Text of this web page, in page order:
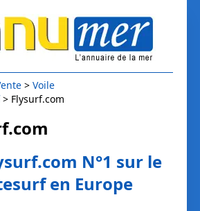
Voile
Flysurf.com
N°1 sur le
en Europe